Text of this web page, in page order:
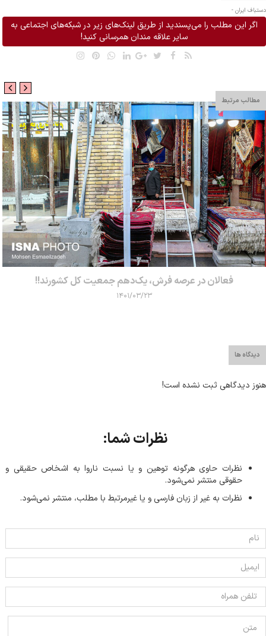
دستباف ایران -
اگر این مطلب را می‌پسندید از طریق لینک‌های زیر در شبکه‌های اجتماعی به
سایر علاقه مندان همرسانی کنید!
مطالب مرتبط
فعالان در عرصه فرش، یک‌دهم جمعیت کل کشورند!!
۱۴۰۱/۰۳/۲۳
دیدگاه ها
هنوز دیدگاهی ثبت نشده است!
نظرات شما:
نظرات حاوی هرگونه توهین و یا نسبت ناروا به اشخاص حقیقی و
حقوقی منتشر نمی‌شود.
نظرات به غیر از زبان فارسی و یا غیر‌مرتبط با مطلب، منتشر نمی‌شود.